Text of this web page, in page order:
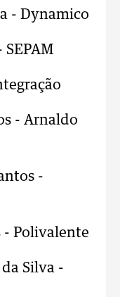
- Dynamico
- Arnaldo
-
- Polivalente
Silva -